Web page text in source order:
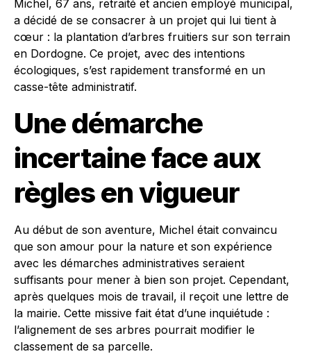
Michel, 67 ans, retraité et ancien employé municipal,
a décidé de se consacrer à un projet qui lui tient à
cœur : la plantation d’arbres fruitiers sur son terrain
en Dordogne. Ce projet, avec des intentions
écologiques, s’est rapidement transformé en un
casse-tête administratif.
Une démarche
incertaine face aux
règles en vigueur
Au début de son aventure, Michel était convaincu
que son amour pour la nature et son expérience
avec les démarches administratives seraient
suffisants pour mener à bien son projet. Cependant,
après quelques mois de travail, il reçoit une lettre de
la mairie. Cette missive fait état d’une inquiétude :
l’alignement de ses arbres pourrait modifier le
classement de sa parcelle.